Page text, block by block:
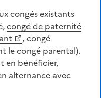
congés existants
congé de paternité
, congé
le congé parental).
en bénéficier,
alternance avec